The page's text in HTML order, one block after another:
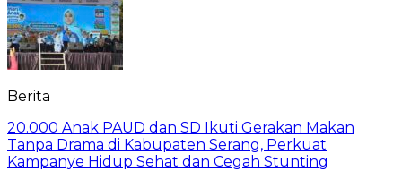
Berita
20.000 Anak PAUD dan SD Ikuti Gerakan Makan
Tanpa Drama di Kabupaten Serang, Perkuat
Kampanye Hidup Sehat dan Cegah Stunting